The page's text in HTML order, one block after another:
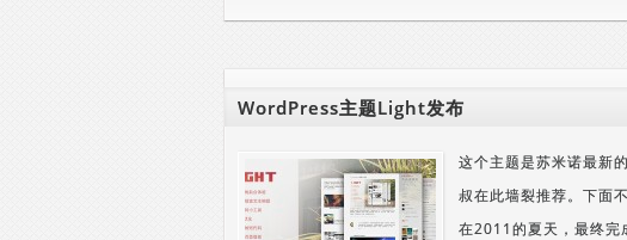
WordPress主题Light发布
这个主题是苏米诺最新
叔在此墙裂推荐。下面
在2011的夏天，最终完